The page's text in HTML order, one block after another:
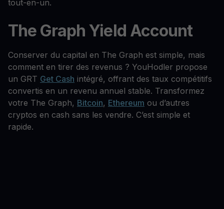
tout-en-un.
The Graph Yield Account
Conserver du capital en The Graph est simple, mais
comment en tirer des revenus ? YouHodler propose
un GRT Get Cash intégré, offrant des taux compétitifs
convertis en un revenu annuel stable. Transformez
votre The Graph, Bitcoin, Ethereum ou d’autres
cryptos en cash sans les vendre. C’est simple et
rapide.